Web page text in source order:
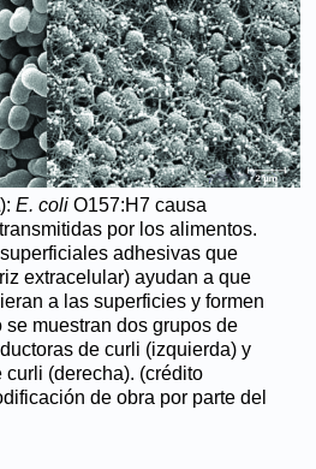
: E. coliO157:H7 causa
por los alimentos.
adhesivas que
extracelular) ayudan a que
a las superficies y formen
muestran dos grupos de
de curli (izquierda) y
(derecha). (crédito
de obra por parte del